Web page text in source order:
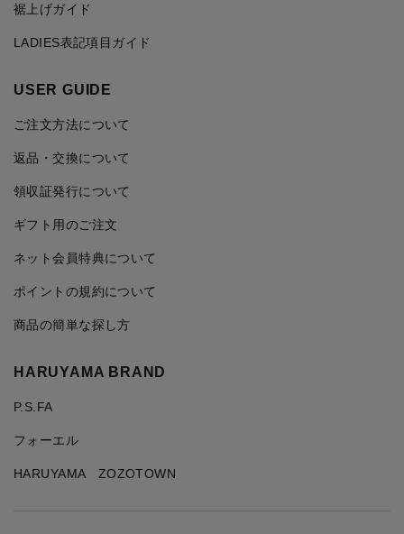
裾上げガイド
LADIES表記項目ガイド
USER GUIDE
ご注文方法について
返品・交換について
領収証発行について
ギフト用のご注文
ネット会員特典について
ポイントの規約について
商品の簡単な探し方
HARUYAMA BRAND
P.S.FA
フォーエル
HARUYAMA ZOZOTOWN